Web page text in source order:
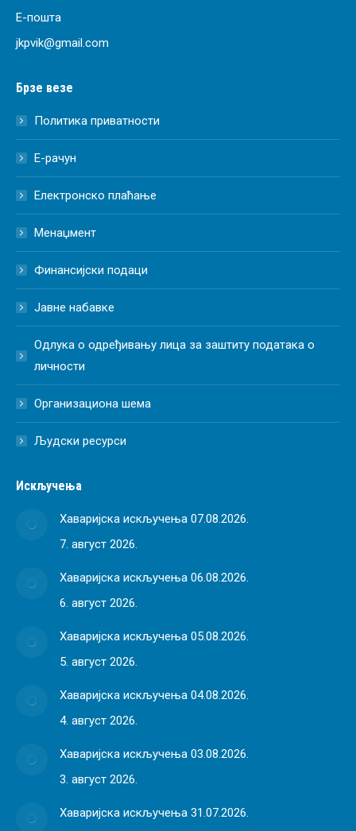
Е-пошта
jkpvik@gmail.com
Брзе везе
Политика приватности
Е-рачун
Електронско плаћање
Менаџмент
Финансијски подаци
Јавне набавке
Одлука о одређивању лица за заштиту података о
личности
Организациона шема
Људски ресурси
Искључења
Хаваријска искључења 07.08.2026.
7. август 2026.
Хаваријска искључења 06.08.2026.
6. август 2026.
Хаваријска искључења 05.08.2026.
5. август 2026.
Хаваријска искључења 04.08.2026.
4. август 2026.
Хаваријска искључења 03.08.2026.
3. август 2026.
Хаваријска искључења 31.07.2026.